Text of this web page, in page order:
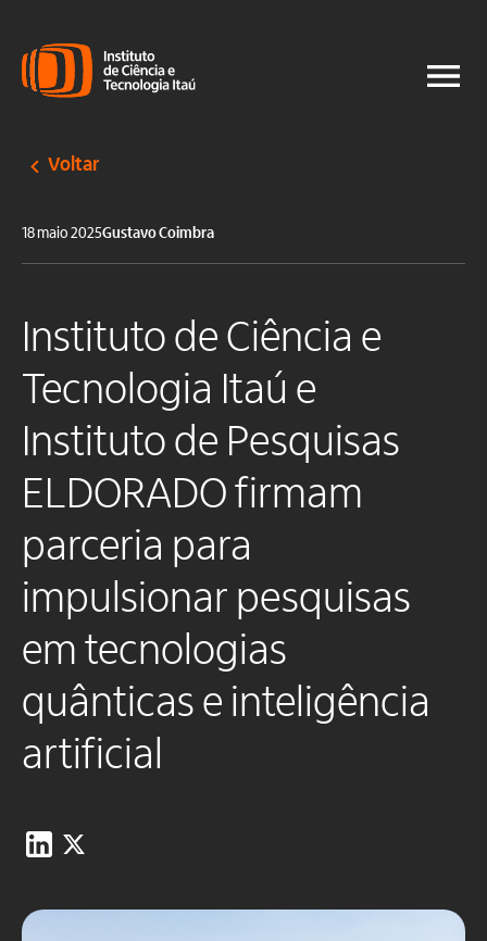
Voltar
18 maio 2025Gustavo Coimbra
Instituto de Ciência e
Tecnologia Itaú e
Instituto de Pesquisas
ELDORADO firmam
parceria para
impulsionar pesquisas
em tecnologias
quânticas e inteligência
artificial